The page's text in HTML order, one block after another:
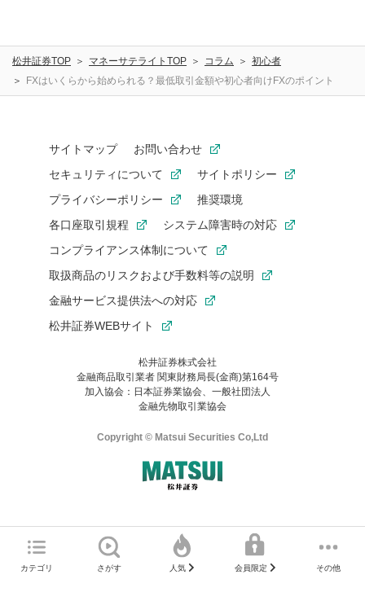
カテゴリ さがす 人気 会員限定 その他
松井証券TOP マネーサテライトTOP コラム
初心者
FXはいくらから始められる？最低取引金額や初心者向けFXのポイント
サイトマップ
お問い合わせ
セキュリティについて
サイトポリシー
プライバシーポリシー
推奨環境
各口座取引規程
システム障害時の対応
コンプライアンス体制について
取扱商品のリスクおよび手数料等の説明
金融サービス提供法への対応
松井証券WEBサイト
松井証券株式会社
金融商品取引業者 関東財務局長(金商)第164号
加入協会：日本証券業協会、一般社団法人
金融先物取引業協会
Copyright © Matsui Securities Co,Ltd
マネーサテライトのWEBサイトへようこそ
直前にご覧いただいていたWEBサイトは、当社が作成したもので
ご利用の環境(Internet Explorer)は、本サイトの推奨環境外のた
め、
一部の機能が正常に動作しない可能性があります。
お気に入り機能は松井証券の会員限定の機能です。
お気に入り登録いただくと、後からいつでもお気に入りのコンテ
ンツを一覧でご確認いただけます。
ご利用いただくには口座開設が必要です。
はご利用の端末で一度ログインしてください。
ログイン